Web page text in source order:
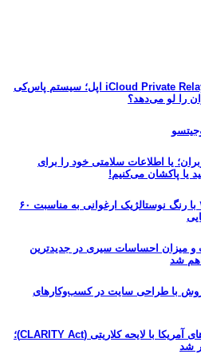
افشای نشت آدرس IP در iCloud Private Relay اپل؛ سیستم پاس‌کی
می‌دهد؟
اطلاعات سلامتی خود را برای
می‌کنیم!
رونمایی از دوج چارجر ۲۰۲۷ با رنگ نوستالژیک ارغوانی به مناسبت ۶۰
احساسات سیری در جدیدترین
طراحی سایت در کسب‌وکارهای
پایان مخالفت انجمن کلانترهای آمریکا با لایحه کلاریتی (CLARITY Act)؛